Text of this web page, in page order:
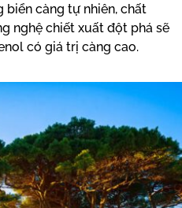
biển càng tự nhiên, chất
nghệ chiết xuất đột phá sẽ
có giá trị càng cao.